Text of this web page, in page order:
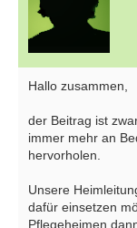
Hallo zusammen,
der Beitrag ist
immer mehr an
hervorholen.
Unsere
dafür einsetzen
Pflegeheimen